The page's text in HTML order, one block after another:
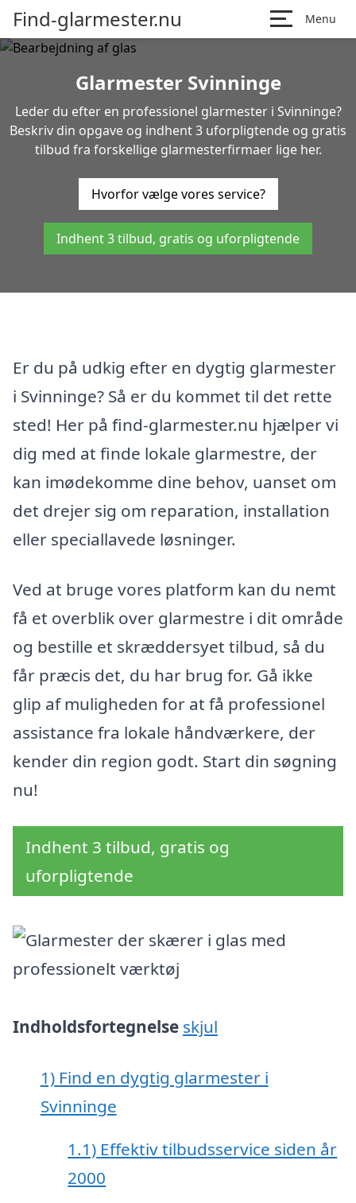
Find-glarmester.nu Menu
Glarmester Svinninge
Leder du efter en professionel glarmester i Svinninge?
Beskriv din opgave og indhent 3 uforpligtende og gratis
tilbud fra forskellige glarmesterfirmaer lige her.
Hvorfor vælge vores service?
Indhent 3 tilbud, gratis og uforpligtende
Er du på udkig efter en dygtig glarmester
i Svinninge? Så er du kommet til det rette
sted! Her på find-glarmester.nu hjælper vi
dig med at finde lokale glarmestre, der
kan imødekomme dine behov, uanset om
det drejer sig om reparation, installation
eller speciallavede løsninger.
Ved at bruge vores platform kan du nemt
få et overblik over glarmestre i dit område
og bestille et skræddersyet tilbud, så du
får præcis det, du har brug for. Gå ikke
glip af muligheden for at få professionel
assistance fra lokale håndværkere, der
kender din region godt. Start din søgning
nu!
Indhent 3 tilbud, gratis og
uforpligtende
Indholdsfortegnelse skjul
1) Find en dygtig glarmester i
Svinninge
1.1) Effektiv tilbudsservice siden år
2000